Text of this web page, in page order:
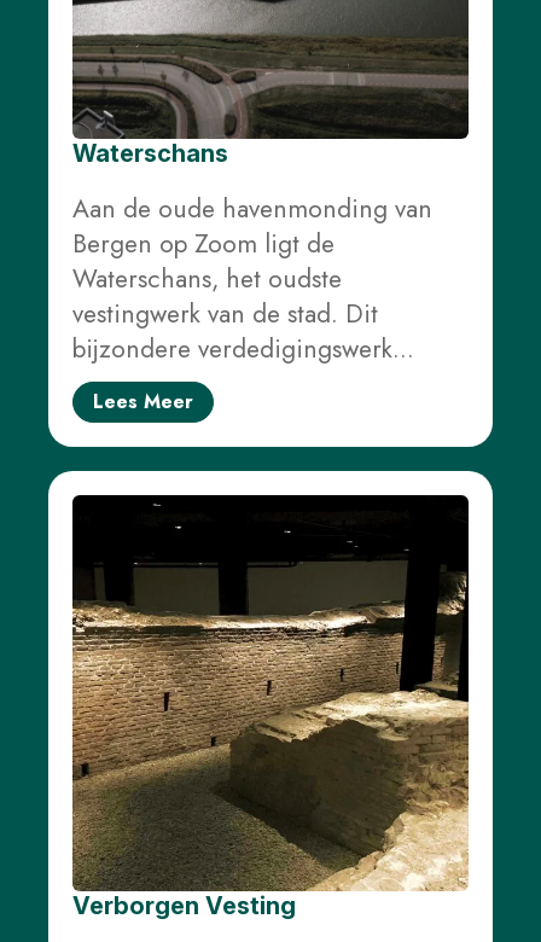
Waterschans
Aan de oude havenmonding van
Bergen op Zoom ligt de
Waterschans, het oudste
vestingwerk van de stad. Dit
bijzondere verdedigingswerk…
Lees Meer
Verborgen Vesting